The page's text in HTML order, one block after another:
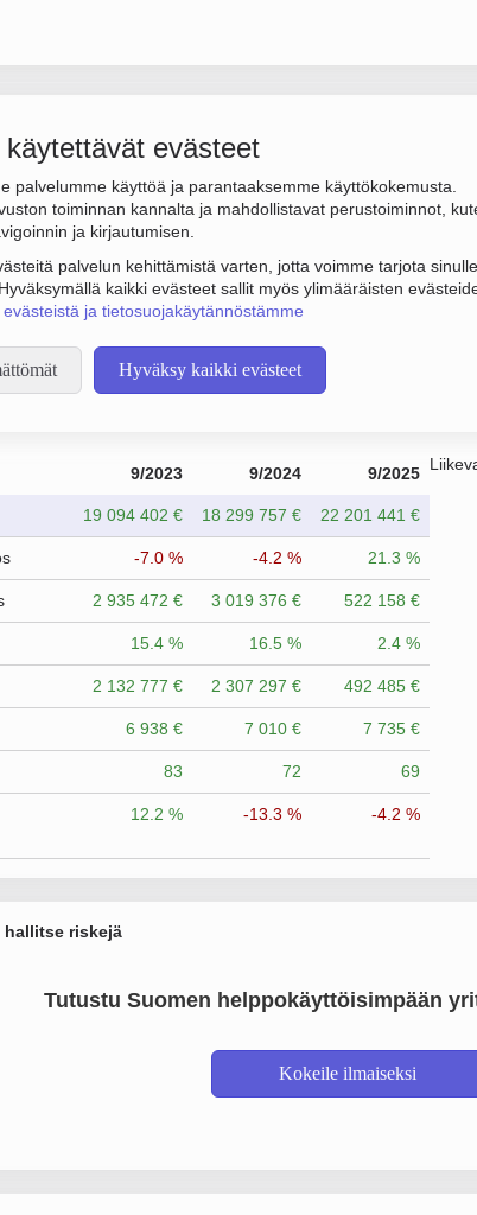
käytettävät evästeet
palvelumme käyttöä ja parantaaksemme käyttökokemusta.
toiminnan kannalta ja mahdollistavat perustoiminnot,
ja kirjautumisen.
palvelun kehittämistä varten, jotta voimme tarjota sinulle
kaikki evästeet sallit myös ylimääräisten
ja tietosuojakäytännöstämme
Hyväksy kaikki evästeet
Sen päätoimiala on Ohjelmistojen suunnittelu ja
9/2023 9/2024 9/2025
19 094 402 € 18 299 757 € 22 201 441 €
-7.0 % -4.2 % 21.3 %
2 935 472 € 3 019 376 € 522 158 €
15.4 % 16.5 % 2.4 %
2 132 777 € 2 307 297 € 492 485 €
6 938 € 7 010 € 7 735 €
83 72 69
12.2 % -13.3 % -4.2 %
hallitse riskejä
Tutustu Suomen helppokäyttöisimpään
Kokeile ilmaiseksi